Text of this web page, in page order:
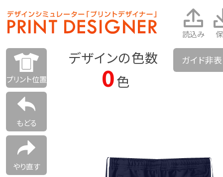
読込み
デザインの色数
0色
ガイド非
プリント位置
もどる
やり直す